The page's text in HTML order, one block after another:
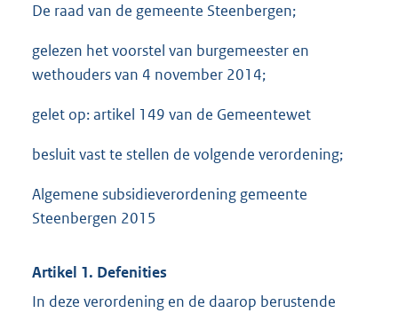
De raad van de gemeente Steenbergen;
gelezen het voorstel van burgemeester en
wethouders van 4 november 2014;
gelet op: artikel 149 van de Gemeentewet
besluit vast te stellen de volgende verordening;
Algemene subsidieverordening gemeente
Steenbergen 2015
Artikel 1. Defenities
In deze verordening en de daarop berustende